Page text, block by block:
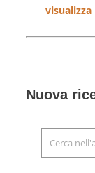
visualizza
Nuova